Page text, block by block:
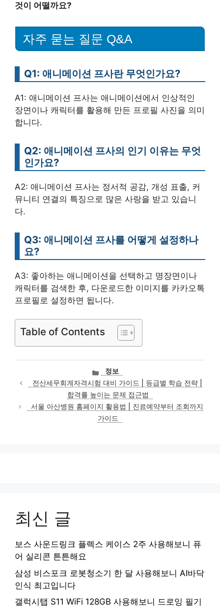
것이 어떨까요?
자주 묻는 질문 Q&A
Q1: 애니메이션 프사란 무엇인가요?
A1: 애니메이션 프사는 애니메이션에서 인상적인
장면이나 캐릭터를 활용해 만든 프로필 사진을 의미
합니다.
Q2: 애니메이션 프사의 인기 이유는 무엇
인가요?
A2: 애니메이션 프사는 정서적 공감, 개성 표출, 커
뮤니티 연결의 특징으로 많은 사랑을 받고 있습니
다.
Q3: 애니메이션 프사를 어떻게 설정하나
요?
A3: 좋아하는 애니메이션을 선택하고 명장면이나
캐릭터를 검색한 후, 다운로드한 이미지를 카카오톡
프로필로 설정하면 됩니다.
Table of Contents
카
테
고
리
정보
전산세무회계자격시험 대비 가이드 | 등급별 학습 전략 |
합격률 높이는 문제 접근법
서울 아산병원 홈페이지 활용법 | 진료예약부터 조회까지
가이드
최신 글
보스 사운드링크 플렉스 케이스 2주 사용해보니 퓨
어 실리콘 튼튼해요
삼성 비스포크 로봇청소기 한 달 사용해보니 AI바닥
인식 최고입니다
갤럭시탭 S11 WiFi 128GB 사용해보니 드로잉 필기